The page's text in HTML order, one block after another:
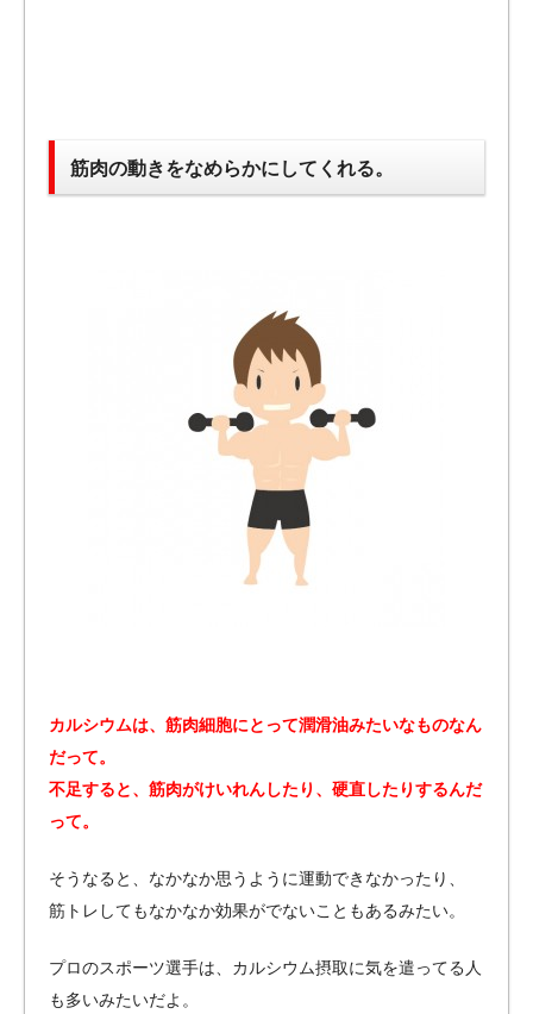
筋肉の動きをなめらかにしてくれる。
カルシウムは、筋肉細胞にとって潤滑油みたいなものなん
だって。
不足すると、筋肉がけいれんしたり、硬直したりするんだ
って。
そうなると、なかなか思うように運動できなかったり、
筋トレしてもなかなか効果がでないこともあるみたい。
プロのスポーツ選手は、カルシウム摂取に気を遣ってる人
も多いみたいだよ。